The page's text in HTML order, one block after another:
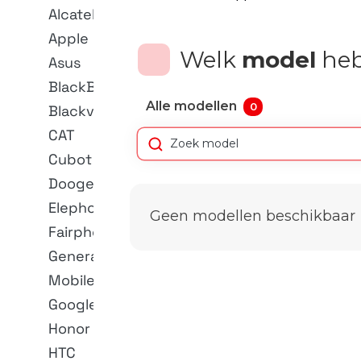
Alcatel
Apple
Asus
BlackBerry
Blackview
CAT
Cubot
Doogee
Elephone
Fairphone
General
Mobile
Google
Honor
HTC
Welk model
Alle modellen 0
Geen modellen beschikbaar